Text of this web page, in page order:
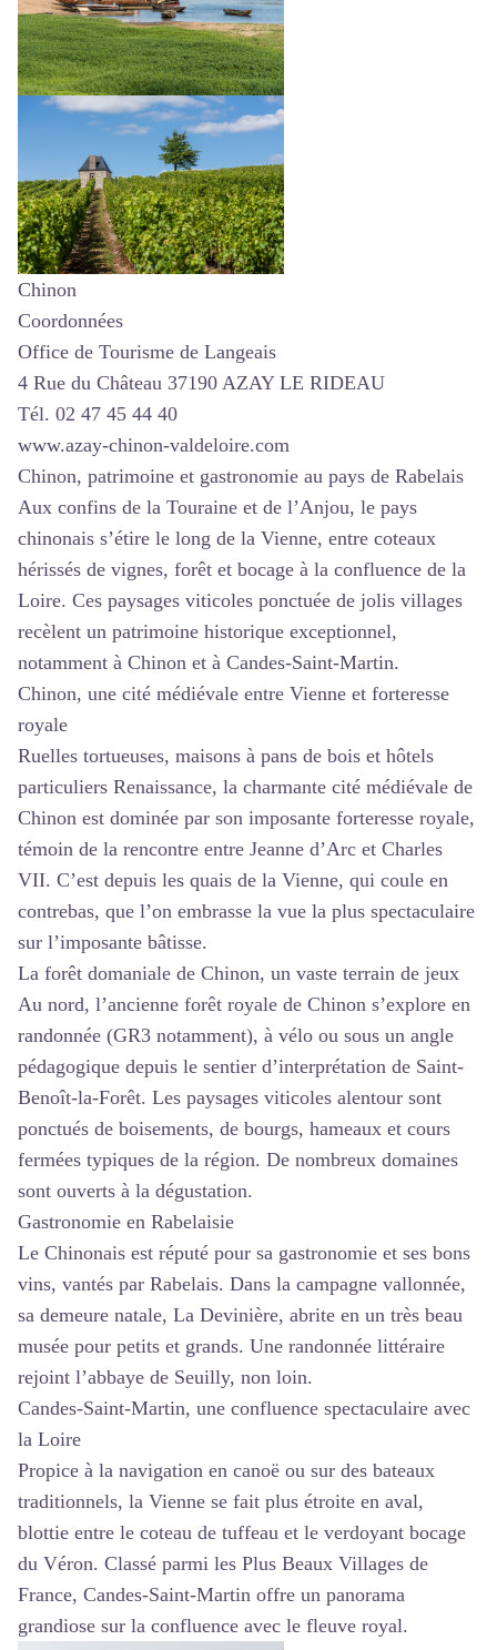
Chinon
Coordonnées
Office de Tourisme de Langeais
4 Rue du Château 37190 AZAY LE RIDEAU
Tél. 02 47 45 44 40
www.azay-chinon-valdeloire.com
Chinon, patrimoine et gastronomie au pays de Rabelais
Aux confins de la Touraine et de l’Anjou, le pays
chinonais s’étire le long de la Vienne, entre coteaux
hérissés de vignes, forêt et bocage à la confluence de la
Loire. Ces paysages viticoles ponctuée de jolis villages
recèlent un patrimoine historique exceptionnel,
notamment à Chinon et à Candes-Saint-Martin.
Chinon, une cité médiévale entre Vienne et forteresse
royale
Ruelles tortueuses, maisons à pans de bois et hôtels
particuliers Renaissance, la charmante cité médiévale de
Chinon est dominée par son imposante forteresse royale,
témoin de la rencontre entre Jeanne d’Arc et Charles
VII. C’est depuis les quais de la Vienne, qui coule en
contrebas, que l’on embrasse la vue la plus spectaculaire
sur l’imposante bâtisse.
La forêt domaniale de Chinon, un vaste terrain de jeux
Au nord, l’ancienne forêt royale de Chinon s’explore en
randonnée (GR3 notamment), à vélo ou sous un angle
pédagogique depuis le sentier d’interprétation de Saint-
Benoît-la-Forêt. Les paysages viticoles alentour sont
ponctués de boisements, de bourgs, hameaux et cours
fermées typiques de la région. De nombreux domaines
sont ouverts à la dégustation.
Gastronomie en Rabelaisie
Le Chinonais est réputé pour sa gastronomie et ses bons
vins, vantés par Rabelais. Dans la campagne vallonnée,
sa demeure natale, La Devinière, abrite en un très beau
musée pour petits et grands. Une randonnée littéraire
rejoint l’abbaye de Seuilly, non loin.
Candes-Saint-Martin, une confluence spectaculaire avec
la Loire
Propice à la navigation en canoë ou sur des bateaux
traditionnels, la Vienne se fait plus étroite en aval,
blottie entre le coteau de tuffeau et le verdoyant bocage
du Véron. Classé parmi les Plus Beaux Villages de
France, Candes-Saint-Martin offre un panorama
grandiose sur la confluence avec le fleuve royal.